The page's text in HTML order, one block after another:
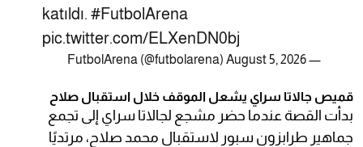
katıldı. #FutbolArena
pic.twitter.com/ELXenDN0bj
— FutbolArena (@futbolarena)
August 5, 2026
قميص جالاتا سراي يشعل الموقف خلال استقبال صلاح
بدأت القصة عندما حضر مشجع لجالاتا سراي إلى تجمع
جماهير طرابزون سبور لاستقبال محمد صلاح، مرتديًا